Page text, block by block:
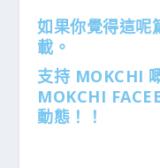
如果你覺得這呢
載。
支持 MOKCHI
MOKCHI
動態！！